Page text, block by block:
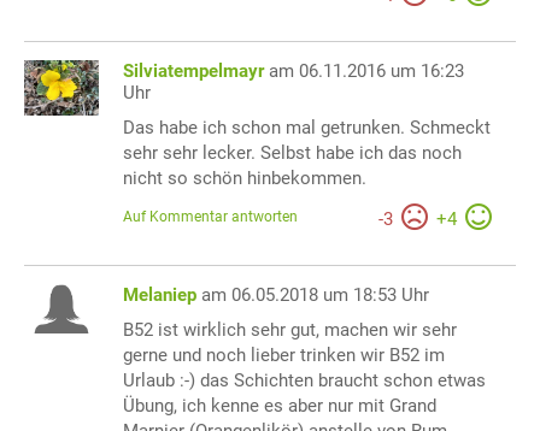
Silviatempelmayr am 06.11.2016 um 16:23
Uhr
Das habe ich schon mal getrunken. Schmeckt
sehr sehr lecker. Selbst habe ich das noch
nicht so schön hinbekommen.
-3 +4
Auf Kommentar antworten
Melaniep am 06.05.2018 um 18:53 Uhr
B52 ist wirklich sehr gut, machen wir sehr
gerne und noch lieber trinken wir B52 im
Urlaub :-) das Schichten braucht schon etwas
Übung, ich kenne es aber nur mit Grand